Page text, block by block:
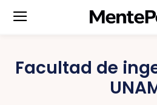
Facultad de